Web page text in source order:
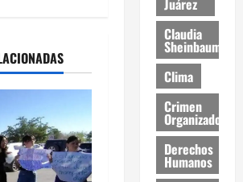
Juárez
Claudia
Sheinbaum
Clima
Crimen
Organizado
Derechos
Humanos